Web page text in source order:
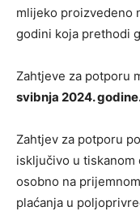
mlijeko proizvedeno
godini koja prethodi
Zahtjeve za potporu
svibnja 2024.
Zahtjev za potporu
isključivo u
osobno na
plaćanja u